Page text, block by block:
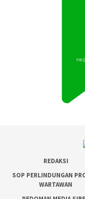
REDAKSI
SOP PERLINDUNGAN
WARTAWAN